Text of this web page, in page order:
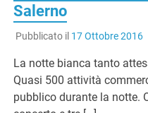
Salerno
Pubblicato il 17 Ottobre 2016
La notte bianca tanto
Quasi 500 attività
pubblico durante la notte.